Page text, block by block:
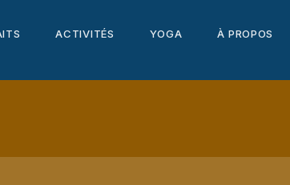
ACTIVITÉS YOGA À PROPOS